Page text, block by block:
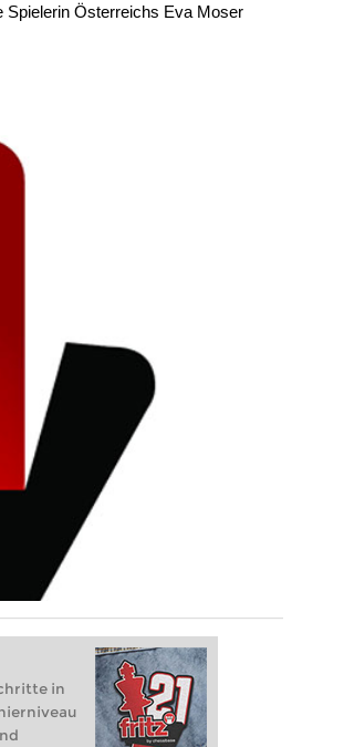
Spielerin Österreichs Eva Moser
in